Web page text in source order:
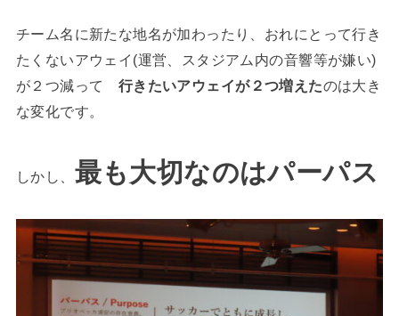
チーム名に新たな地名が加わったり、おれにとって行き
たくないアウェイ(運営、スタジアム内の音響等が嫌い)
が２つ減って 行きたいアウェイが２つ増えたのは大き
な変化です。
しかし、 最も大切なのはパーパス